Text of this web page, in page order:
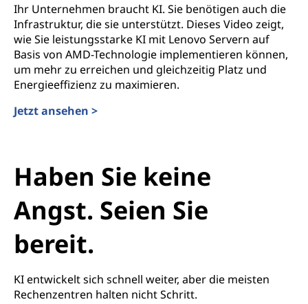
Ihr Unternehmen braucht KI. Sie benötigen auch die
Infrastruktur, die sie unterstützt. Dieses Video zeigt,
wie Sie leistungsstarke KI mit Lenovo Servern auf
Basis von AMD-Technologie implementieren können,
um mehr zu erreichen und gleichzeitig Platz und
Energieeffizienz zu maximieren.
Jetzt ansehen >
Haben Sie keine
Angst. Seien Sie
bereit.
KI entwickelt sich schnell weiter, aber die meisten
Rechenzentren halten nicht Schritt.